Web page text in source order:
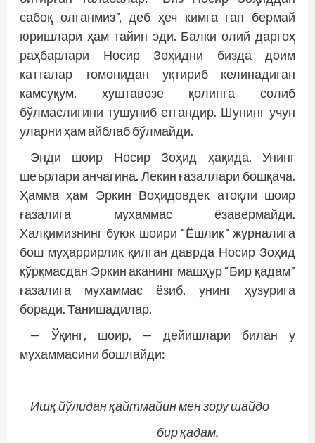
сабоқ олганмиз”, деб ҳеч кимга гап бермай
юришлари ҳам тайин эди. Балки олий даргоҳ
раҳбарлари Носир Зоҳидни бизда доим
катталар томонидан уқтириб келинадиган
камсуқум, хуштавозе қолипга солиб
бўлмаслигини тушуниб етгандир. Шунинг учун
уларни ҳам айблаб бўлмайди.
Энди шоир Носир Зоҳид ҳақида. Унинг
шеърлари анчагина. Лекин ғазаллари бошқача.
Ҳамма ҳам Эркин Воҳидовдек атоқли шоир
ғазалига мухаммас ёзавермайди.
Халқимизнинг буюк шоири “Ёшлик” журналига
бош муҳаррирлик қилган даврда Носир Зоҳид
қўрқмасдан Эркин аканинг машҳур “Бир қадам”
ғазалига мухаммас ёзиб, унинг ҳузурига
боради. Танишадилар.
— Ўқинг, шоир, — дейишлари билан у
мухаммасини бошлайди:
Ишқ йўлидан қайтмайин мен зору шайдо
бир қадам,